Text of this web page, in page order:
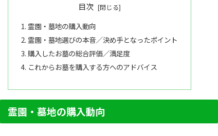
目次
霊園・墓地の購入動向
霊園・墓地選びの本音／決め手となったポイント
購入したお墓の総合評価／満足度
これからお墓を購入する方へのアドバイス
霊園・墓地の購入動向